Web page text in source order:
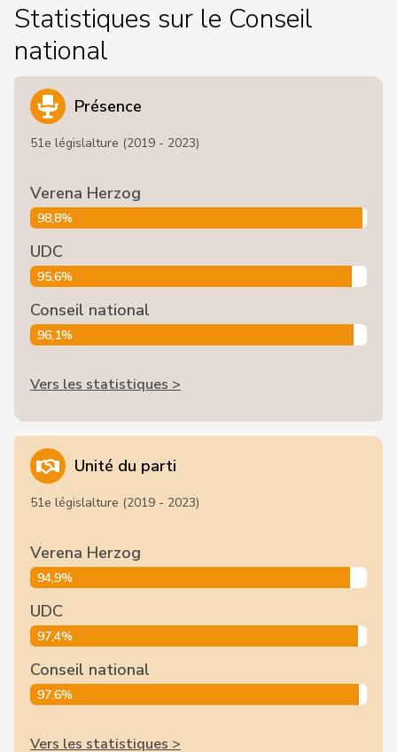
Statistiques sur le Conseil
national
Présence
51e législalture (2019 - 2023)
Verena Herzog
98,8%
UDC
95,6%
Conseil national
96,1%
Vers les statistiques >
Unité du parti
51e législalture (2019 - 2023)
Verena Herzog
94,9%
UDC
97,4%
Conseil national
97,6%
Vers les statistiques >